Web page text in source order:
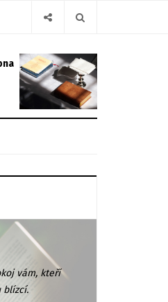
vám, kteří
blízcí.